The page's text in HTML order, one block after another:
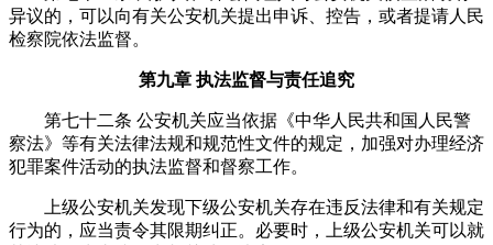
异议的，可以向有关公安机关提出申诉、控告，或者提请人民
检察院依法监督。
第九章 执法监督与责任追究
第七十二条 公安机关应当依据《中华人民共和国人民警
察法》等有关法律法规和规范性文件的规定，加强对办理经济
犯罪案件活动的执法监督和督察工作。
上级公安机关发现下级公安机关存在违反法律和有关规定
行为的，应当责令其限期纠正。必要时，上级公安机关可以就